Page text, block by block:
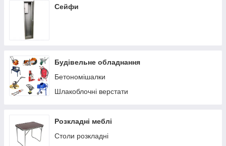
Сейфи
Будівельне обладнання
Бетономішалки
Шлакоблочні верстати
Розкладні меблі
Столи розкладні